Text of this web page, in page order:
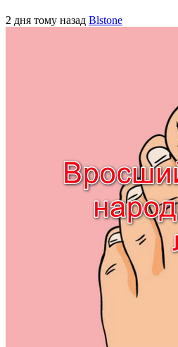
2 дня тому назад Blstone